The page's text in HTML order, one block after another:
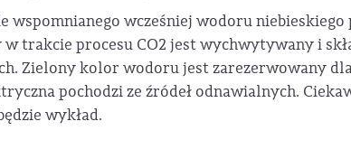
wspomnianego wcześniej wodoru
w trakcie procesu CO2 jest wychwytywany i
Zielony kolor wodoru jest zarezerwowany
pochodzi ze źródeł odnawialnych.
wykład.